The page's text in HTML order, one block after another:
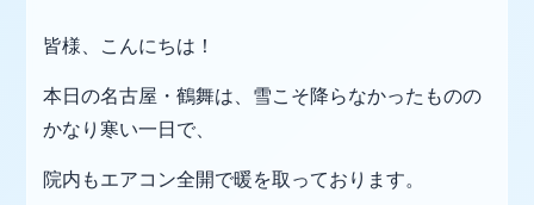
皆様、こんにちは！
本日の名古屋・鶴舞は、雪こそ降らなかったものの
かなり寒い一日で、
院内もエアコン全開で暖を取っております。